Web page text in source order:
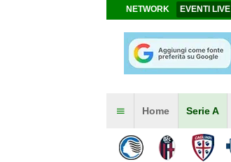
NETWORK EVENTI LIVE
Home Serie A